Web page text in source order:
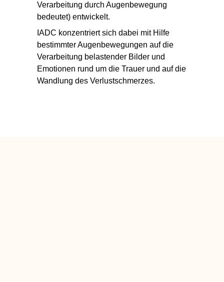
Verarbeitung durch Augenbewegung
bedeutet) entwickelt.
IADC konzentriertsich dabei mit Hilfe
bestimmter Augenbewegungen auf die
Verarbeitung belastender Bilder und
Emotionen rund um die Trauer und auf die
Wandlung des Verlustschmerzes.